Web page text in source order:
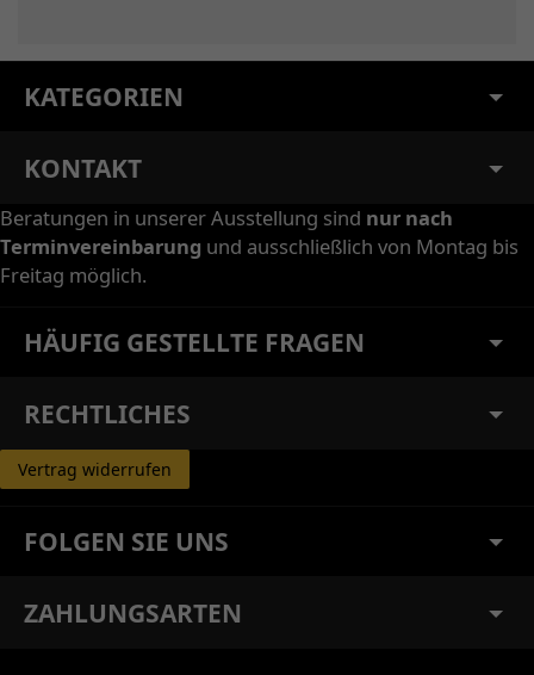
KATEGORIEN
KONTAKT
Beratungen in unserer Ausstellung sind nur nach
Terminvereinbarung und ausschließlich von Montag bis
Freitag möglich.
HÄUFIG GESTELLTE FRAGEN
RECHTLICHES
Vertrag widerrufen
FOLGEN SIE UNS
ZAHLUNGSARTEN